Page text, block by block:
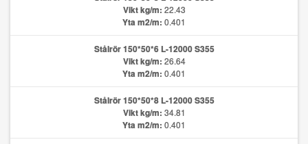
Vikt kg/m: 22.43
Yta m2/m: 0.401
Stålrör 150*50*6 L-12000 S355
Vikt kg/m: 26.64
Yta m2/m: 0.401
Stålrör 150*50*8 L-12000 S355
Vikt kg/m: 34.81
Yta m2/m: 0.401